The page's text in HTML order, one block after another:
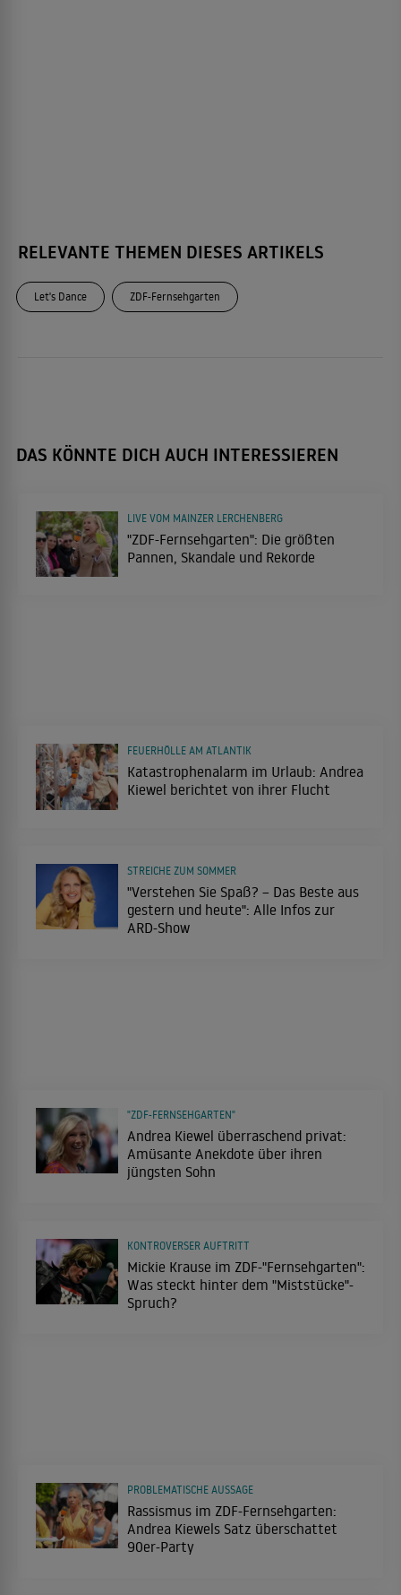
RELEVANTE THEMEN DIESES ARTIKELS
Let's Dance ZDF-Fernsehgarten
DAS KÖNNTE DICH AUCH INTERESSIEREN
"ZDF-Fernsehgarten": Die größten
Pannen, Skandale und Rekorde
LIVE VOM MAINZER LERCHENBERG
Katastrophenalarm im Urlaub: Andrea
Kiewel berichtet von ihrer Flucht
FEUERHÖLLE AM ATLANTIK
"Verstehen Sie Spaß? – Das Beste aus
gestern und heute": Alle Infos zur
ARD-Show
STREICHE ZUM SOMMER
Andrea Kiewel überraschend privat:
Amüsante Anekdote über ihren
jüngsten Sohn
"ZDF-FERNSEHGARTEN"
Mickie Krause im ZDF-"Fernsehgarten":
Was steckt hinter dem "Miststücke"-
Spruch?
KONTROVERSER AUFTRITT
Rassismus im ZDF-Fernsehgarten:
Andrea Kiewels Satz überschattet
90er-Party
PROBLEMATISCHE AUSSAGE